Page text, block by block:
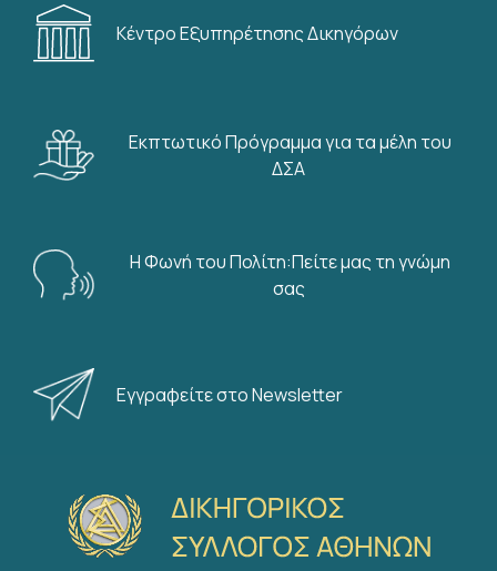
Κέντρο Εξυπηρέτησης Δικηγόρων
Εκπτωτικό Πρόγραμμα για τα μέλη του
ΔΣΑ
Η Φωνή του Πολίτη:Πείτε μας τη γνώμη
σας
Εγγραφείτε στο Newsletter